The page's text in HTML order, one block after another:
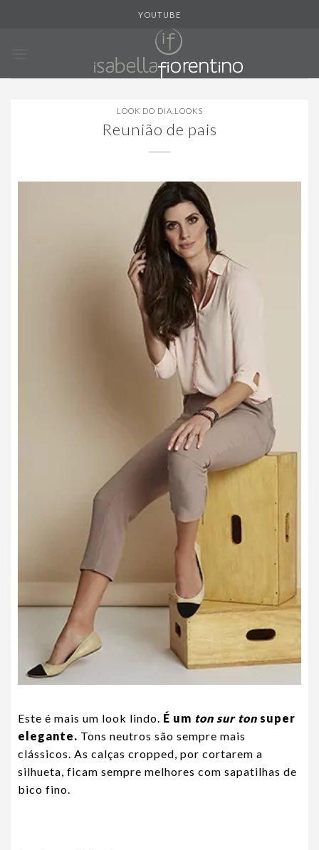
YOUTUBE
LOOK DO DIA LOOKS
Reunião de pais
Este é mais um look lindo. É um ton sur ton super
elegante. Tons neutros são sempre mais
clássicos. As calças cropped, por cortarem a
silhueta, ficam sempre melhores com sapatilhas de
bico fino.